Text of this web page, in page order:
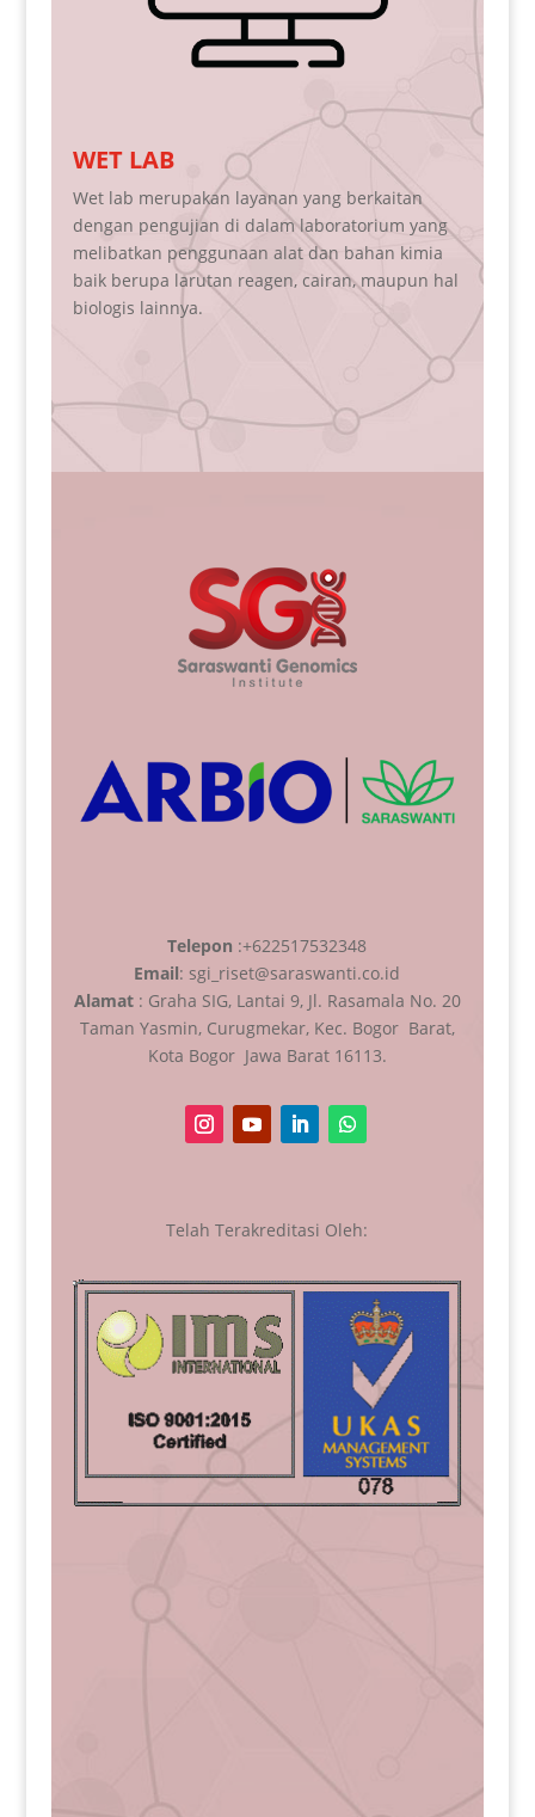
DRY LAB
Dry lab merupakan layanan yang meliputi
analisis hasil dari proses pengujian di dalam
laboratorium ( wet lab ) yang melibatkan
komputasi, bioinformatik, dan formulasi
kualitatif maupun kuantitatif.
Telepon :+622517532348
Email: sgi_riset@saraswanti.co.id
Alamat: Graha SIG, Lantai 9, Jl. Rasamala No. 20
Taman Yasmin, Curugmekar, Kec. Bogor Barat,
Kota Bogor Jawa Barat 16113.
Telah Terakreditasi Oleh: